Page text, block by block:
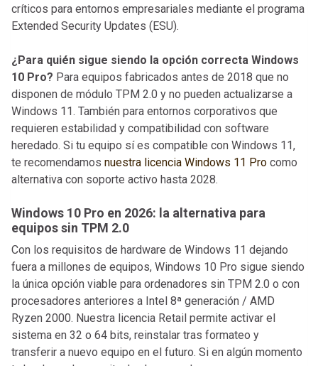
críticos para entornos empresariales mediante el programa
Extended Security Updates (ESU).
¿Para quién sigue siendo la opción correcta Windows
10 Pro? Para equipos fabricados antes de 2018 que no
disponen de módulo TPM 2.0 y no pueden actualizarse a
Windows 11. También para entornos corporativos que
requieren estabilidad y compatibilidad con software
heredado. Si tu equipo sí es compatible con Windows 11,
te recomendamos nuestra licencia Windows 11 Pro como
alternativa con soporte activo hasta 2028.
Windows 10 Pro en 2026: la alternativa para
equipos sin TPM 2.0
Con los requisitos de hardware de Windows 11 dejando
fuera a millones de equipos, Windows 10 Pro sigue siendo
la única opción viable para ordenadores sin TPM 2.0 o con
procesadores anteriores a Intel 8ª generación / AMD
Ryzen 2000. Nuestra licencia Retail permite activar el
sistema en 32 o 64 bits, reinstalar tras formateo y
transferir a nuevo equipo en el futuro. Si en algún momento